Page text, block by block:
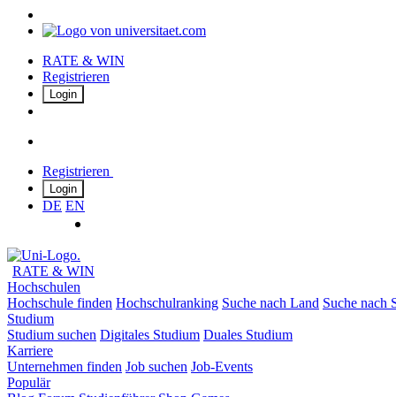
RATE & WIN
Registrieren
Login
Registrieren
Login
DE EN
RATE & WIN
Hochschulen
Hochschule finden Hochschulranking Suche nach Land Suche nach
Studium
Studium suchen Digitales Studium Duales Studium
Karriere
Unternehmen finden Job suchen Job-Events
Populär